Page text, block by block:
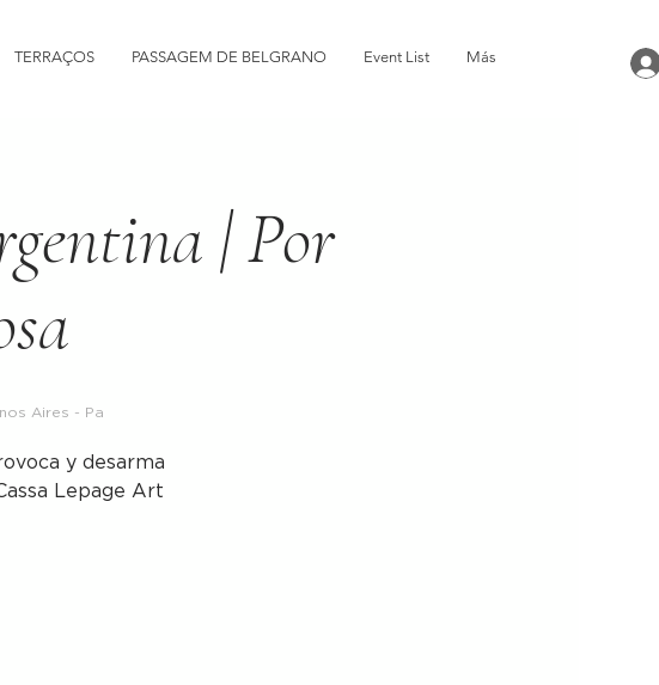
TERRAÇOS PASSAGEM DE BELGRANO Event List Más
| Por
Aires - Pa
y desarma
Lepage Art